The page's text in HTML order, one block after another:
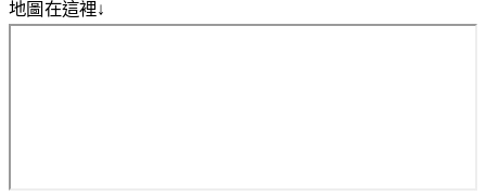
地圖在這裡↓